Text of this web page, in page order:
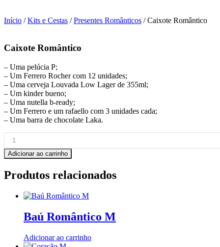
Início /Kits e Cestas /Presentes Românticos / Caixote Romântico
Caixote Romântico
– Uma pelúcia P;
– Um Ferrero Rocher com 12 unidades;
– Uma cerveja Louvada Low Lager de 355ml;
– Um kinder bueno;
– Uma nutella b-ready;
– Um Ferrero e um rafaello com 3 unidades cada;
– Uma barra de chocolate Laka.
Caixote
Romântico
quantidade
Adicionar ao carrinho
Produtos relacionados
Baú Romântico M
Adicionar ao carrinho